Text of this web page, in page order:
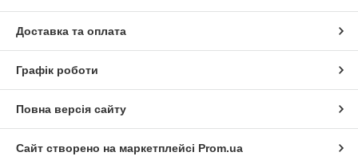
Доставка та оплата
Графік роботи
Повна версія сайту
Сайт створено на маркетплейсі Prom.ua